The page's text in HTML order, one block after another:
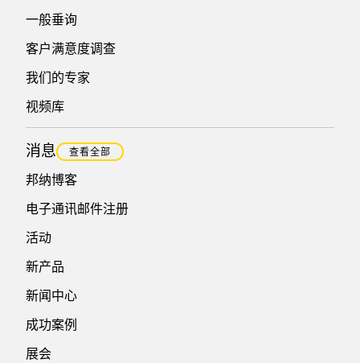
一般垂询
客户满意度调查
我们的专家
视频库
消息 查看全部
邦纳博客
电子通讯邮件注册
活动
新产品
新闻中心
成功案例
展会